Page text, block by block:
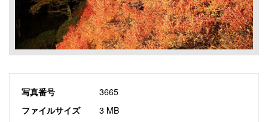
写真番号
3665
ファイルサイズ
3 MB